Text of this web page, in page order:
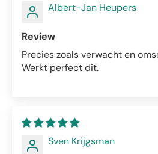
Albert-Jan Heupers
Review
Precies zoals verwacht en
Werkt perfect dit.
Sven Krijgsman